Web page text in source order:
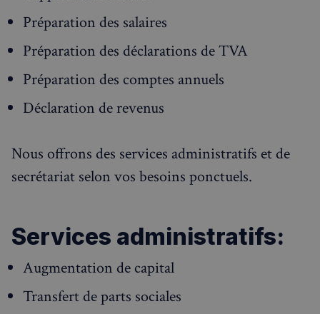
Préparation des salaires
Préparation des déclarations de TVA
Préparation des comptes annuels
Déclaration de revenus
Nous offrons des services administratifs et de
secrétariat selon vos besoins ponctuels.
Services administratifs:
Augmentation de capital
Transfert de parts sociales